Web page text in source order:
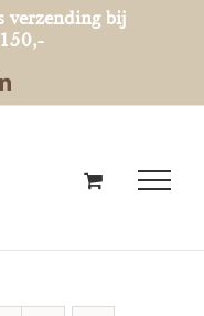
bij
LinkedIn